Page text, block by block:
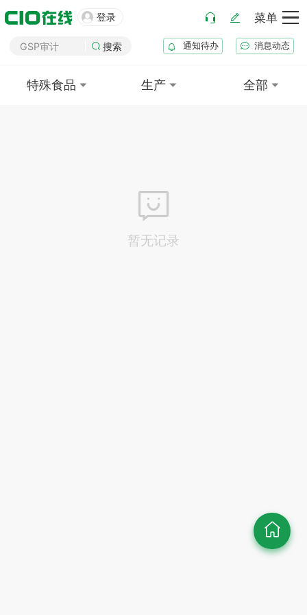
 登录 菜单
GMP审计
GSP审计
化妆品注册
搜索 通知待办 消息动态
特殊食品 生产 全部
暂无记录